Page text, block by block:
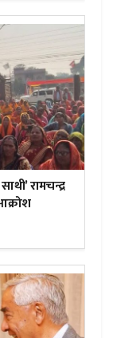
रामचन्द्र